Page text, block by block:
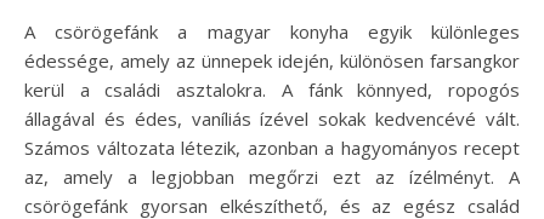
A csörögefánk a magyar konyha egyik különleges
édessége, amely az ünnepek idején, különösen farsangkor
kerül a családi asztalokra. A fánk könnyed, ropogós
állagával és édes, vaníliás ízével sokak kedvencévé vált.
Számos változata létezik, azonban a hagyományos recept
az, amely a legjobban megőrzi ezt az ízélményt. A
csörögefánk gyorsan elkészíthető, és az egész család